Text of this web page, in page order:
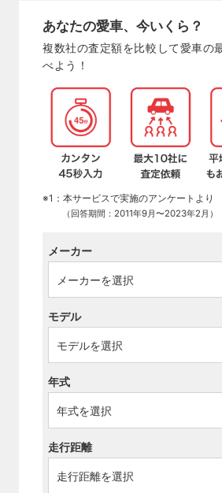
あなたの愛車、今いくら？
複数社の査定額を比較して愛車の
べよう！
※1：本サービスで実施のアンケートより
（回答期間：2011年9月〜2023年2月）
メーカー
モデル
年式
走行距離